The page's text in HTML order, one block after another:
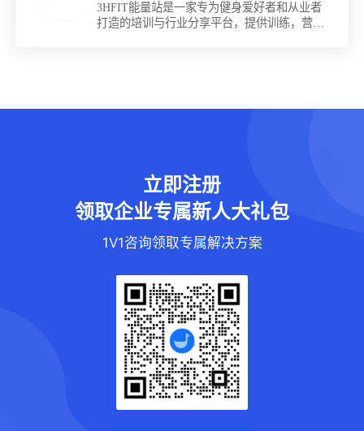
3HFIT能量站是一家专为健身爱好者和从业者
打造的培训与行业分享平台，提供训练，营
立即注册
领取企业专属新人大礼包
1V1咨询领取专属解决方案